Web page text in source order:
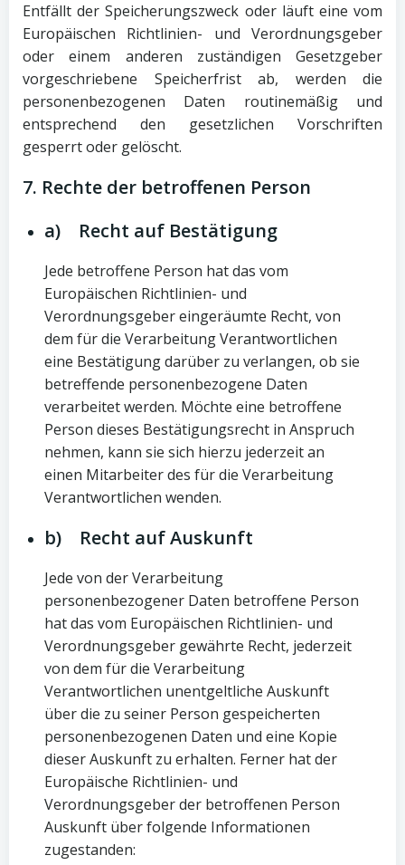
Entfällt der Speicherungszweck oder läuft eine vom
Europäischen Richtlinien- und Verordnungsgeber
oder einem anderen zuständigen Gesetzgeber
vorgeschriebene Speicherfrist ab, werden die
personenbezogenen Daten routinemäßig und
entsprechend den gesetzlichen Vorschriften
gesperrt oder gelöscht.
7. Rechte der betroffenen Person
a) Recht auf Bestätigung
Jede betroffene Person hat das vom
Europäischen Richtlinien- und
Verordnungsgeber eingeräumte Recht, von
dem für die Verarbeitung Verantwortlichen
eine Bestätigung darüber zu verlangen, ob sie
betreffende personenbezogene Daten
verarbeitet werden. Möchte eine betroffene
Person dieses Bestätigungsrecht in Anspruch
nehmen, kann sie sich hierzu jederzeit an
einen Mitarbeiter des für die Verarbeitung
Verantwortlichen wenden.
b) Recht auf Auskunft
Jede von der Verarbeitung
personenbezogener Daten betroffene Person
hat das vom Europäischen Richtlinien- und
Verordnungsgeber gewährte Recht, jederzeit
von dem für die Verarbeitung
Verantwortlichen unentgeltliche Auskunft
über die zu seiner Person gespeicherten
personenbezogenen Daten und eine Kopie
dieser Auskunft zu erhalten. Ferner hat der
Europäische Richtlinien- und
Verordnungsgeber der betroffenen Person
Auskunft über folgende Informationen
zugestanden: